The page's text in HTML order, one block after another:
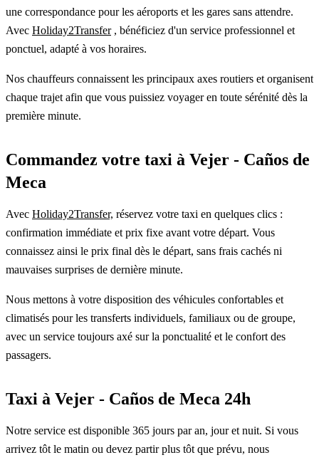
une correspondance pour les aéroports et les gares sans attendre.
Avec Holiday2Transfer, bénéficiez d'un service professionnel et
ponctuel, adapté à vos horaires.
Nos chauffeurs connaissent les principaux axes routiers et organisent
chaque trajet afin que vous puissiez voyager en toute sérénité dès la
première minute.
Commandez votre taxi à Vejer - Caños de
Meca
Avec Holiday2Transfer, réservez votre taxi en quelques clics :
confirmation immédiate et prix fixe avant votre départ. Vous
connaissez ainsi le prix final dès le départ, sans frais cachés ni
mauvaises surprises de dernière minute.
Nous mettons à votre disposition des véhicules confortables et
climatisés pour les transferts individuels, familiaux ou de groupe,
avec un service toujours axé sur la ponctualité et le confort des
passagers.
Taxi à Vejer - Caños de Meca 24h
Notre service est disponible 365 jours par an, jour et nuit. Si vous
arrivez tôt le matin ou devez partir plus tôt que prévu, nous